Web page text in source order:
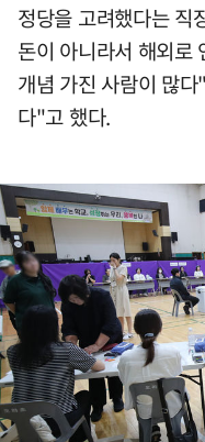
정당을 고려했다는 직
돈이 아니라서 해외로
개념 가진 사람이 많
다"고 했다.